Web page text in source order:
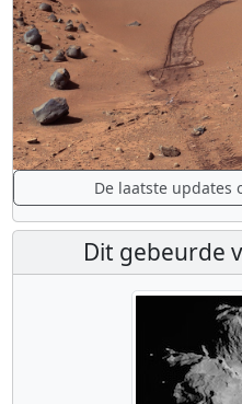
De laatste updates
Dit gebeurde